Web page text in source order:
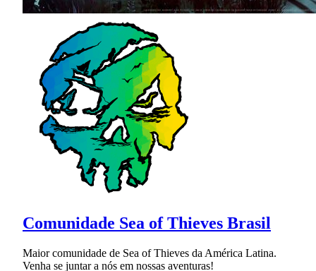
Comunidade Sea of Thieves Brasil
Maior comunidade de Sea of Thieves da América Latina.
Venha se juntar a nós em nossas aventuras!